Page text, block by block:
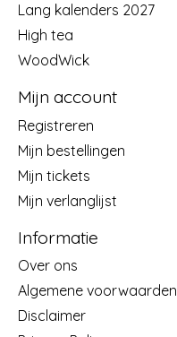
Lang kalenders 2027
High tea
WoodWick
Mijn account
Registreren
Mijn bestellingen
Mijn tickets
Mijn verlanglijst
Informatie
Over ons
Algemene voorwaarden
Disclaimer